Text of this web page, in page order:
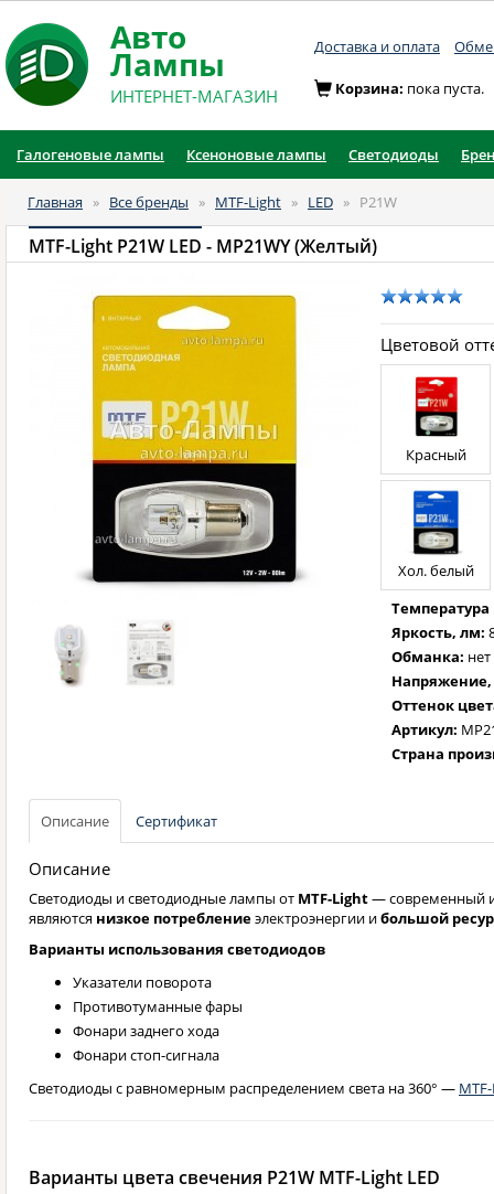
Авто
Лампы
ИНТЕРНЕТ-МАГАЗИН
Доставка и оплата
Корзина: пока пуста.
Галогеновые лампы Ксеноновые лампы Светодиоды
Главная » Все бренды » MTF-Light » LED » P21W
MTF-Light P21W LED - MP21WY (Желтый)
Цветовой
Красный
Хол. белый
Температура
Яркость, лм:
Обманка: нет
Оттенок
Артикул:
Страна
Описание Сертификат
Описание
Светодиоды и светодиодные лампы от MTF-Light— современный
являются низкое потреблениеэлектроэнергии ибольшой
Варианты использования светодиодов
Указатели поворота
Противотуманные фары
Фонари заднего хода
Фонари стоп-сигнала
Светодиоды с равномерным распределением света на 360° —
Варианты цвета свечения P21W MTF-Light LED